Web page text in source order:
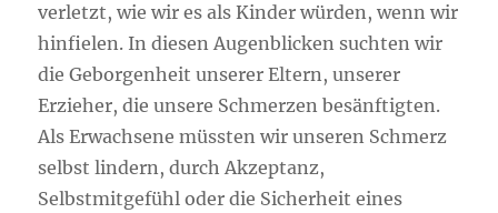
verletzt, wie wir es als Kinder würden, wenn wir
hinfielen. In diesen Augenblicken suchten wir
die Geborgenheit unserer Eltern, unserer
Erzieher, die unsere Schmerzen besänftigten.
Als Erwachsene müssten wir unseren Schmerz
selbst lindern, durch Akzeptanz,
Selbstmitgefühl oder die Sicherheit eines